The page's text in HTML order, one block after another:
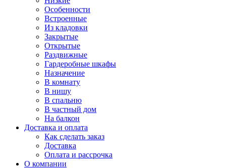
Особенности
Встроенные
Из кладовки
Закрытые
Открытые
Раздвижные
Гардеробные шкафы
Назначение
В комнату
В нишу
В спальню
В частный дом
На балкон
Доставка и оплата
Как сделать заказ
Доставка
Оплата и рассрочка
О компании